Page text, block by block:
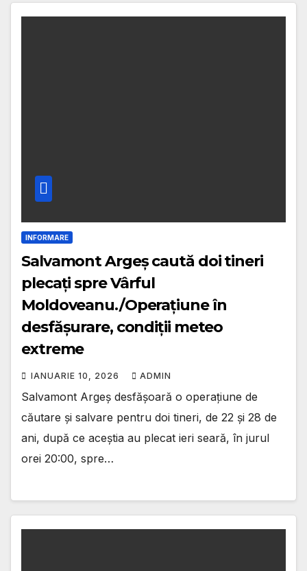
INFORMARE
Salvamont Argeș caută doi tineri
plecați spre Vârful
Moldoveanu./Operațiune în
desfășurare, condiții meteo
extreme
IANUARIE 10, 2026 ADMIN
Salvamont Argeș desfășoară o operațiune de
căutare și salvare pentru doi tineri, de 22 și 28 de
ani, după ce aceștia au plecat ieri seară, în jurul
orei 20:00, spre…